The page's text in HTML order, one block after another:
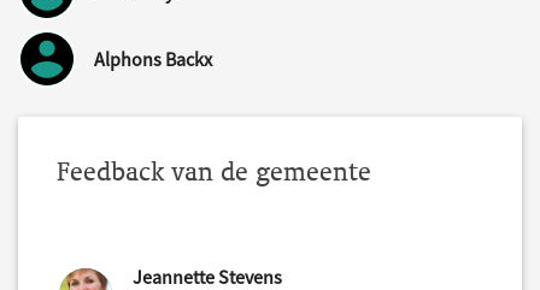
Alphons Backx
Feedback van de gemeente
Jeannette Stevens